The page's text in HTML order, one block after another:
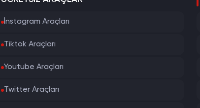
İnstagram Araçları
Tiktok Araçları
Youtube Araçları
Twitter Araçları